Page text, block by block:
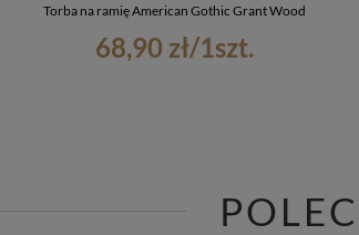
Torba na ramię American Gothic Grant Wood
68,90 zł/1szt.